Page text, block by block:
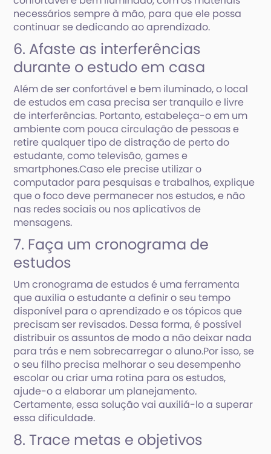
necessários sempre à mão, para que ele possa
continuar se dedicando ao aprendizado.
6. Afaste as interferências
durante o estudo em casa
Além de ser confortável e bem iluminado, o local
de estudos em casa precisa ser tranquilo e livre
de interferências. Portanto, estabeleça-o em um
ambiente com pouca circulação de pessoas e
retire qualquer tipo de distração de perto do
estudante, como televisão, games e
smartphones.Caso ele precise utilizar o
computador para pesquisas e trabalhos, explique
que o foco deve permanecer nos estudos, e não
nas redes sociais ou nos aplicativos de
mensagens.
7. Faça um cronograma de
estudos
Um cronograma de estudos é uma ferramenta
que auxilia o estudante a definir o seu tempo
disponível para o aprendizado e os tópicos que
precisam ser revisados. Dessa forma, é possível
distribuir os assuntos de modo a não deixar nada
para trás e nem sobrecarregar o aluno.Por isso, se
o seu filho precisa melhorar o seu desempenho
escolar ou criar uma rotina para os estudos,
ajude-o a elaborar um planejamento.
Certamente, essa solução vai auxiliá-lo a superar
essa dificuldade.
8. Trace metas e objetivos